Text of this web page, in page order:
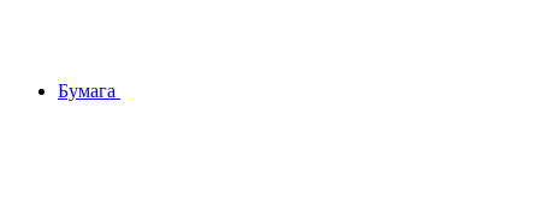
Бумага